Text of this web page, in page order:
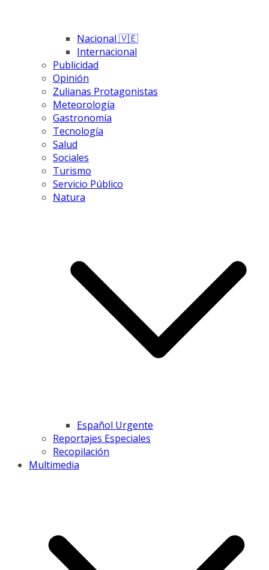
Nacional 🇻🇪
Internacional
Publicidad
Opinión
Zulianas Protagonistas
Meteorología
Gastronomía
Tecnología
Salud
Sociales
Turismo
Servicio Público
Natura
Español Urgente
Reportajes Especiales
Recopilación
Multimedia